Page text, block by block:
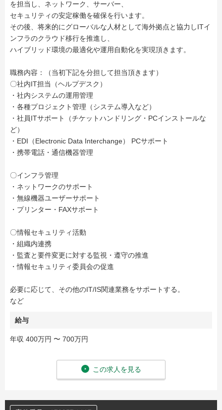
を担当し、ネットワーク、サーバー、
セキュリティの安定稼働を確保を行います。
その後、将来的にグローバルな人材として海外拠点と協力しITイ
ンフラのクラウド移行を推進し、
ハイブリッド環境の最適化や運用自動化を実現頂きます。
職務内容：（当初下記を分担して担当頂きます）
〇社内IT担当（ヘルプデスク）
・社内システムの運用管理
・各種プロジェクト管理（システム導入など）
・社員ITサポート（チケットハンドリング・PCインストールな
ど）
・EDI（Electronic Data Interchange） PCサポート
・携帯電話・通信機器管理
〇インフラ管理
・ネットワークのサポート
・無線機器ユーザーサポート
・プリンター・FAXサポート
〇情報セキュリティ活動
・組織内連携
・監査と要件変更に対する監視・遵守の推進
・情報セキュリティ委員会の促進
必要に応じて、その他のIT/IS関連業務をサポートする。
など
給与
年収 400万円 〜 700万円
この求人を見る